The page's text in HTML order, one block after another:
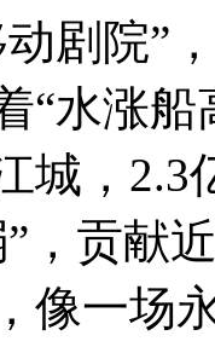
剧院”
“水涨船
城， 2.3
，贡献
像一场